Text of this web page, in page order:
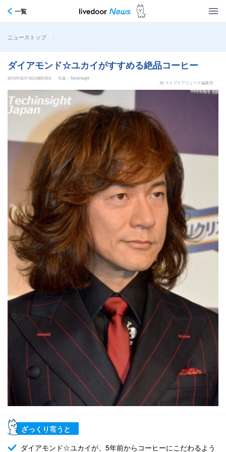
一覧
ニューストップ >
ダイアモンド☆ユカイがすすめる絶品コーヒー
2015年02月18日08時35分
写真：Techinsight
by ライブドアニュース編集部
ざっくり言うと
ダイアモンド☆ユカイが、5年前からコーヒーにこだわるよう